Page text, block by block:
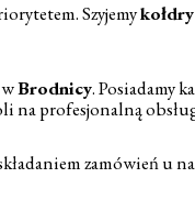
Szyjemy
Brodnicy. Posiadamy
na profesjonalną
zamówień u